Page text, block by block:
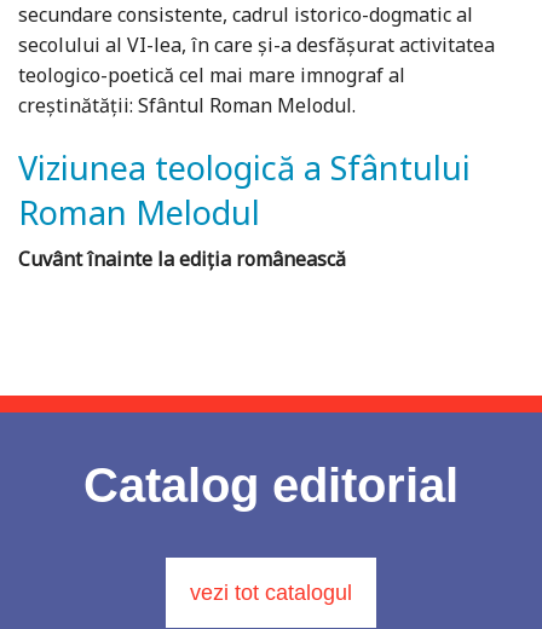
secundare consistente, cadrul istorico-dogmatic al
secolului al VI-lea, în care și-a desfășurat activitatea
teologico-poetică cel mai mare imnograf al
creștinătății: Sfântul Roman Melodul.
Viziunea teologică a Sfântului
Roman Melodul
Cuvânt înainte la ediția românească
Catalog editorial
vezi tot catalogul